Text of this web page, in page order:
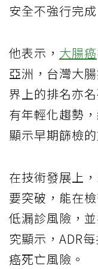
安全不強行完成
他表示， 大腸癌
亞洲，台灣大
界上的排名亦
有年輕化趨勢
顯示早期篩檢
在技術發展上
要突破，能在
低漏診風險，
究顯示，ADR
癌死亡風險。